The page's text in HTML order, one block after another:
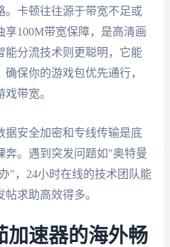
。卡顿往往源于带宽不足或
100M带宽保障，是高清画
能分流技术则更聪明，它能
保你的游戏包优先通行，
带宽。
据安全加密和专线传输是底
奔。遇到突发问题如"奥特曼
"，24小时在线的技术团队能
求助高效得多。
加速器的海外畅